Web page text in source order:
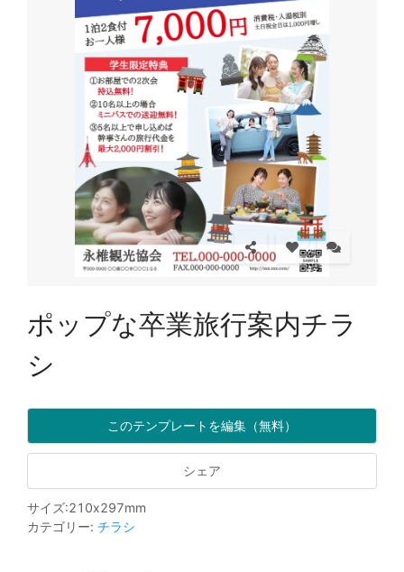
ポップな卒業旅行案内チラ
シ
このテンプレートを編集（無料）
シェア
サイズ:210x297mm
カテゴリー: チラシ